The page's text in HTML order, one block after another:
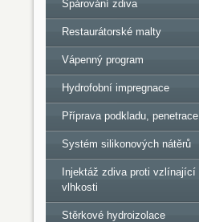
Spárování zdiva
Restaurátorské malty
Vápenný program
Hydrofobní impregnace
Příprava podkladu, penetrace
Systém silikonových nátěrů
Injektáž zdiva proti vzlínající
vlhkosti
Stěrkové hydroizolace